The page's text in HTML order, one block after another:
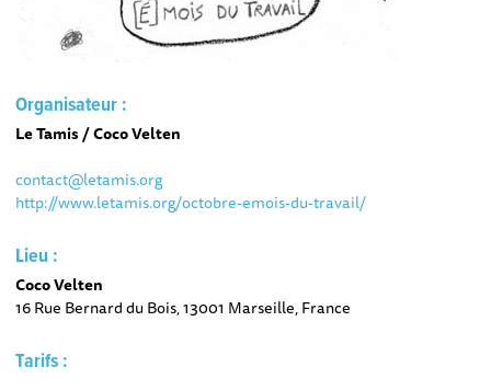
Organisateur :
Le Tamis / Coco Velten
contact@letamis.org
http://www.letamis.org/octobre-emois-du-travail/
Lieu :
Coco Velten
16 Rue Bernard du Bois, 13001 Marseille, France
Tarifs :